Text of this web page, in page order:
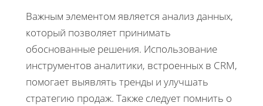
Важным элементом является анализ данных,
который позволяет принимать
обоснованные решения. Использование
инструментов аналитики, встроенных в CRM,
помогает выявлять тренды и улучшать
стратегию продаж. Также следует помнить о